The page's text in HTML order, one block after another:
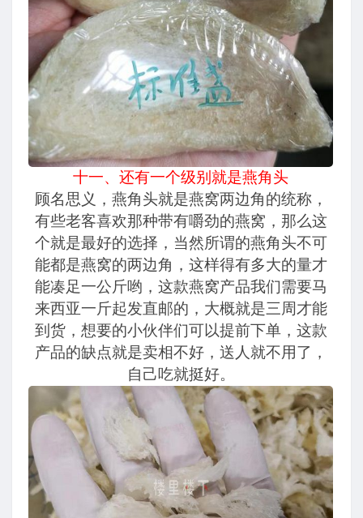
十一、还有一个级别就是燕角头
顾名思义，燕角头就是燕窝两边角的统称，
有些老客喜欢那种带有嚼劲的燕窝，那么这
个就是最好的选择，当然所谓的燕角头不可
能都是燕窝的两边角，这样得有多大的量才
能凑足一公斤哟，这款燕窝产品我们需要马
来西亚一斤起发直邮的，大概就是三周才能
到货，想要的小伙伴们可以提前下单，这款
产品的缺点就是卖相不好，送人就不用了，
自己吃就挺好。